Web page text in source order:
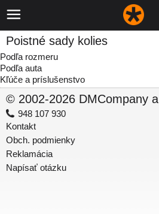
Poistné sady kolies
Podľa rozmeru
Podľa auta
Kľúče a príslušenstvo
© 2002-2026 DMCompany
948 107 930
Kontakt
Obch. podmienky
Reklamácia
Napísať otázku